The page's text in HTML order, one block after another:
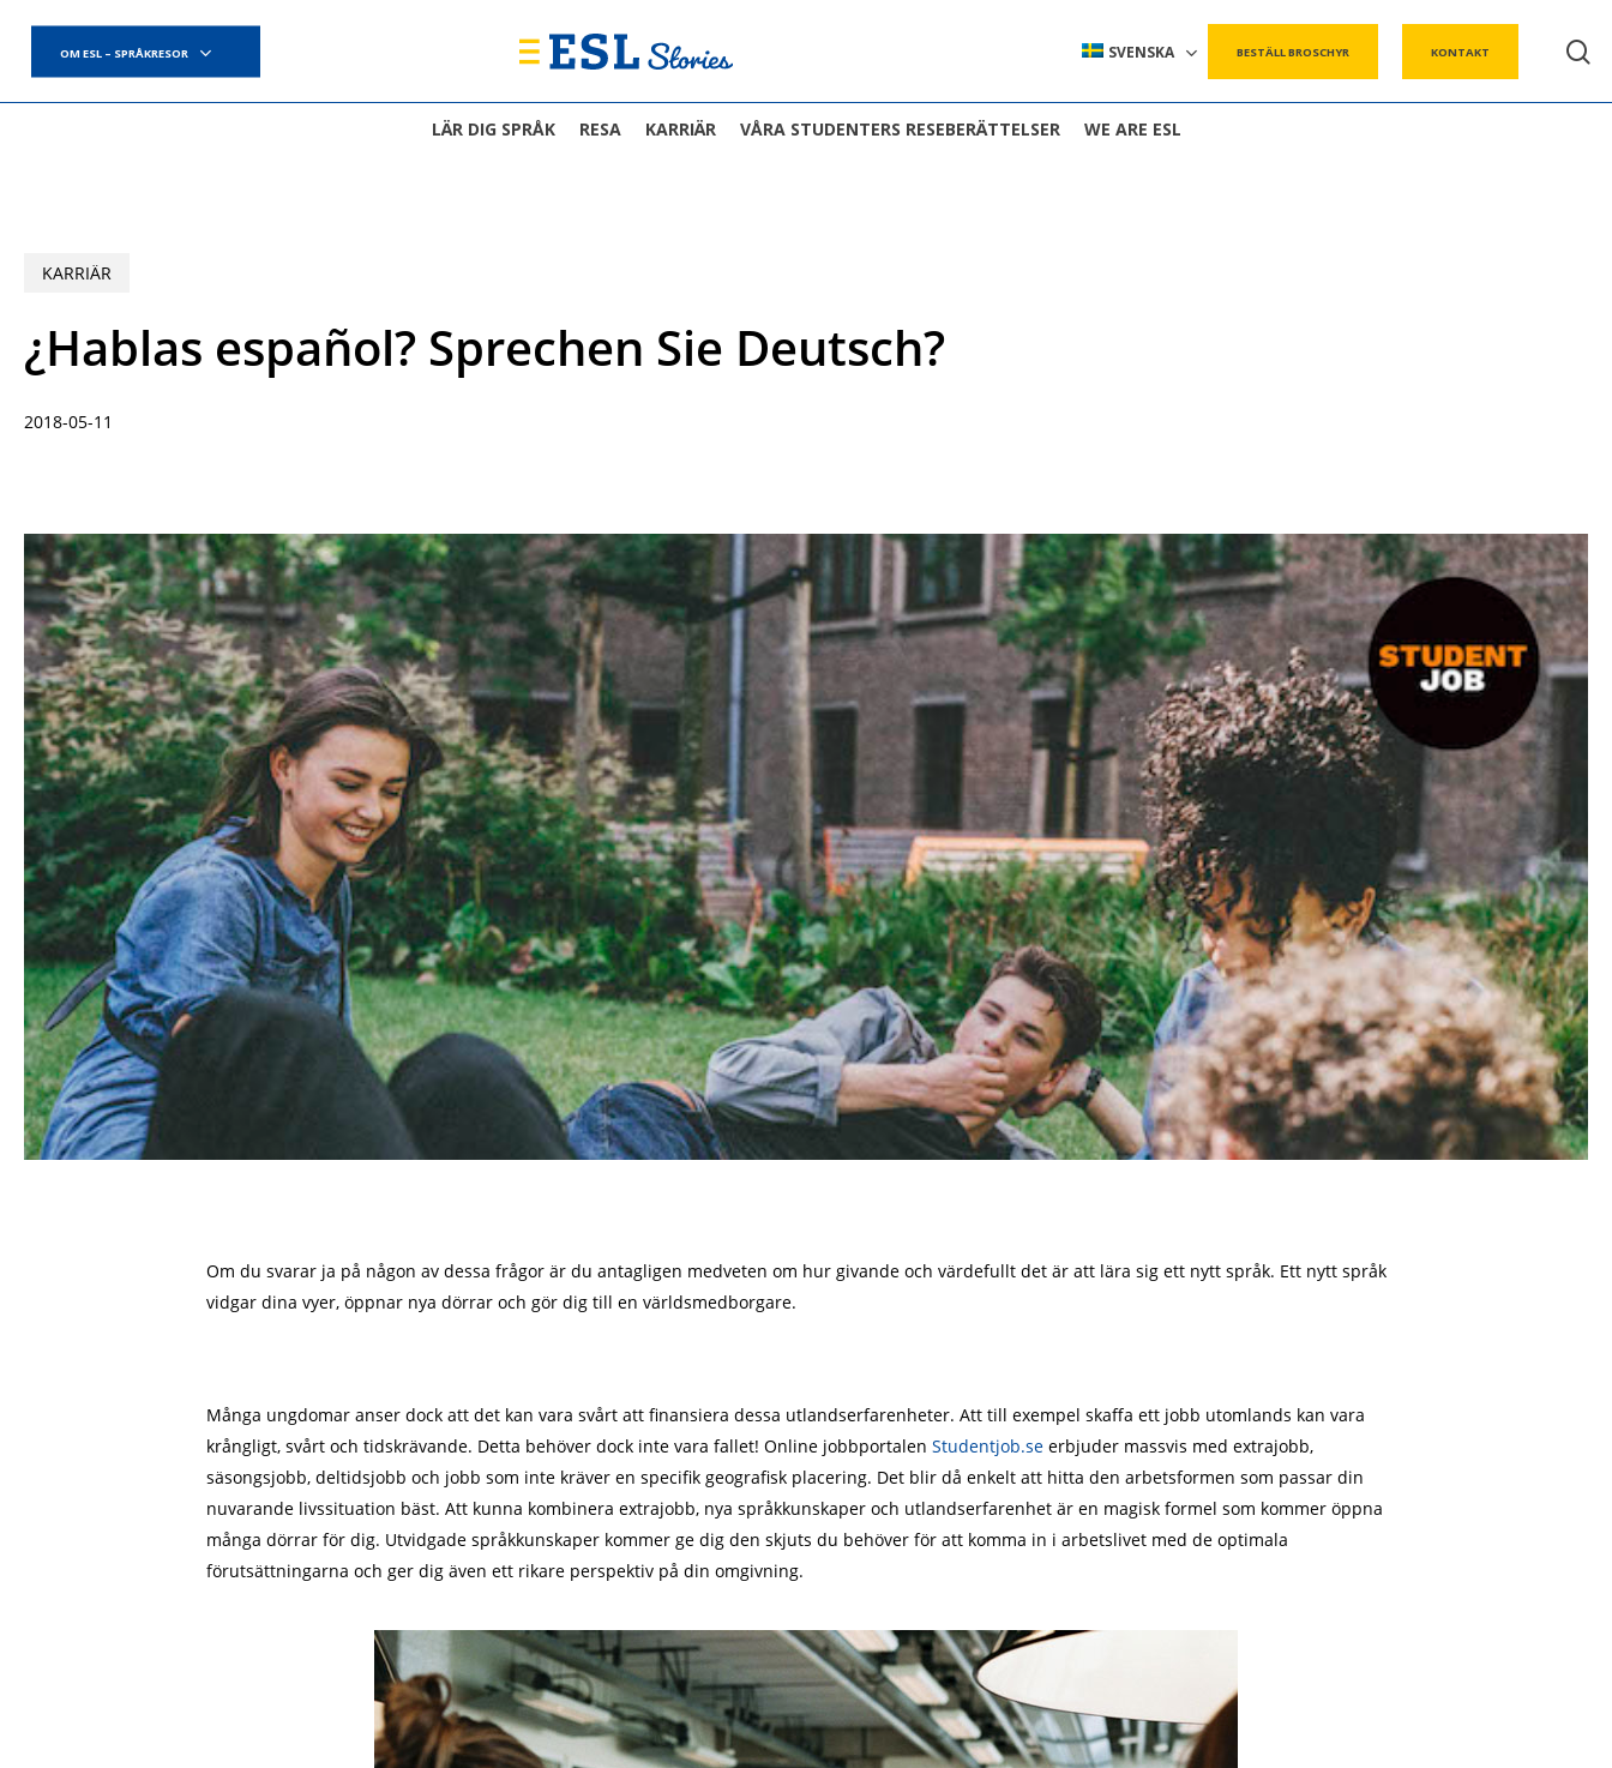
main
content
Hit enter to search or ESC to close
OM ESL – SPRÅKRESOR SVENSKA BESTÄLL BROSCHYR KONTAKT
LÄR DIG SPRÅK RESA KARRIÄR VÅRA STUDENTERS RESEBERÄTTELSER WE ARE ESL
KARRIÄR
¿Hablas español? Sprechen Sie Deutsch?
2018-05-11
Om du svarar ja på någon av dessa frågor är du antagligen medveten om hur givande och värdefullt det är att lära sig ett nytt språk. Ett nytt språk
vidgar dina vyer, öppnar nya dörrar och gör dig till en världsmedborgare.
Många ungdomar anser dock att det kan vara svårt att finansiera dessa utlandserfarenheter. Att till exempel skaffa ett jobb utomlands kan vara
krångligt, svårt och tidskrävande. Detta behöver dock inte vara fallet! Online jobbportalen Studentjob.se erbjuder massvis med extrajobb,
säsongsjobb, deltidsjobb och jobb som inte kräver en specifik geografisk placering. Det blir då enkelt att hitta den arbetsformen som passar din
nuvarande livssituation bäst. Att kunna kombinera extrajobb, nya språkkunskaper och utlandserfarenhet är en magisk formel som kommer öppna
många dörrar för dig. Utvidgade språkkunskaper kommer ge dig den skjuts du behöver för att komma in i arbetslivet med de optimala
förutsättningarna och ger dig även ett rikare perspektiv på din omgivning.